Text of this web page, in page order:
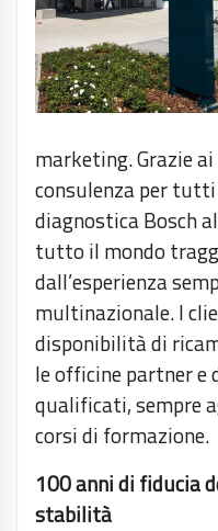
marketing. Grazie
consulenza per
diagnostica Bosch
tutto il mondo
dall’esperienza
multinazionale. I
disponibilità di
le officine partner e
qualificati, sempre
corsi di formazione.
100 anni di fiducia
stabilità